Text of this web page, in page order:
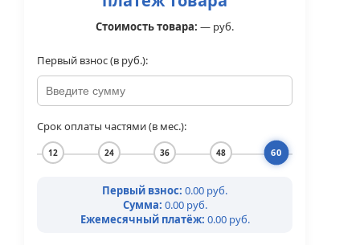
Стоимость товара: — руб.
Первый взнос (в руб.):
Срок оплаты частями (в мес.):
12 24 36 48 60
Первый взнос: 0.00 руб.
Сумма: 0.00 руб.
Ежемесячный платёж: 0.00 руб.